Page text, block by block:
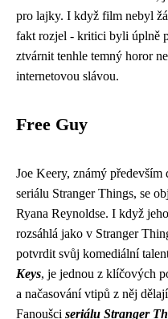
pro lajky. I když film nebyl
fakt rozjel - kritici byli úplně
ztvárnit tenhle temný horor
internetovou slávou.
Free Guy
Joe Keery, známý
seriálu Stranger Things, se
Ryana Reynoldse. I když
rozsáhlá jako v Stranger
potvrdit svůj komediální
Keys, je jednou z klíčových
a načasování vtipů z něj
Fanoušci seriálu Stranger